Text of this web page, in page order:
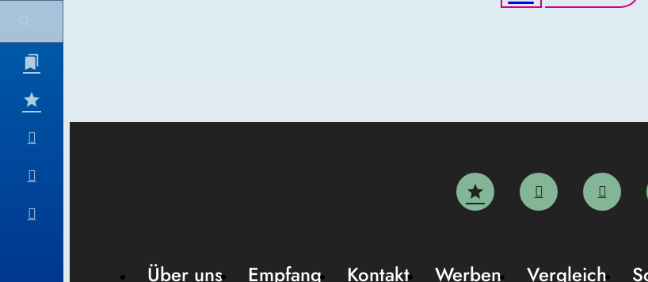
Über uns Empfang Kontakt Werben Vergleich